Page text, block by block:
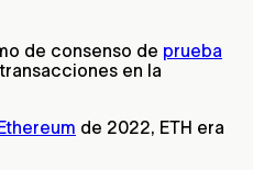
de consenso de prueba
en la
de 2022, ETH era